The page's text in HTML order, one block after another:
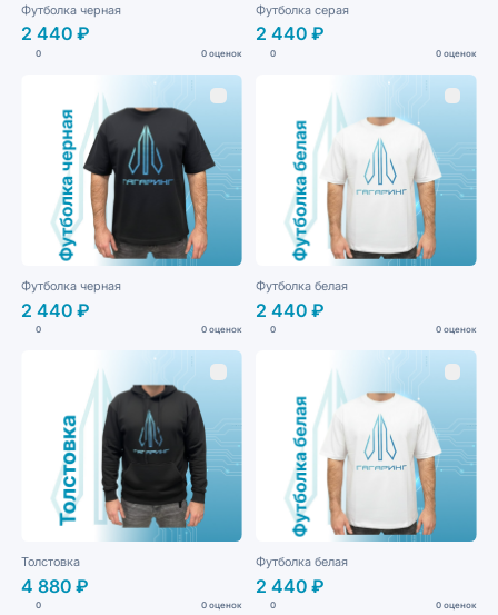
Футболка черная
2 440 ₽
0 0 оценок
Футболка серая
2 440 ₽
0 0 оценок
Футболка черная
2 440 ₽
0 0 оценок
Футболка белая
2 440 ₽
0 0 оценок
Толстовка
4 880 ₽
0 0 оценок
Футболка белая
2 440 ₽
0 0 оценок